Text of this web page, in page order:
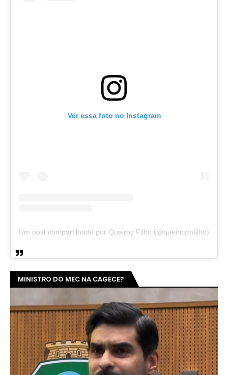
Ver essa foto no Instagram
Um post compartilhado por Queiroz Filho (@queirozmfilho)
MINISTRO DO MEC NA CAGECE?